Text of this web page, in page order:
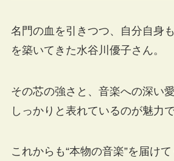
名門の血を引きつつ、自分自身
を築いてきた水谷川優子さん。
その芯の強さと、音楽への深い
しっかりと表れているのが魅力で
これからも“本物の音楽”を届け